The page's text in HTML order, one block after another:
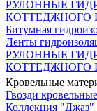
РУЛОННЫЕ
КОТТЕДЖНОГО
Битумная
Ленты
РУЛОННЫЕ
КОТТЕДЖНОГО
Кровельные
Гвозди кровельные
Коллекция "Джаз"